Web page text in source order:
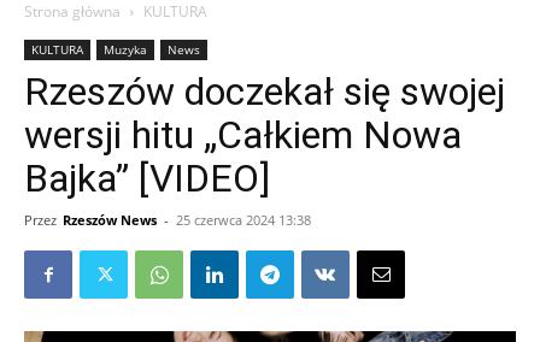
Strona główna KULTURA
KULTURA Muzyka News
Rzeszów doczekał się swojej
wersji hitu „Całkiem Nowa
Bajka” [VIDEO]
Przez Rzeszów News - 25 czerwca 2024 13:38